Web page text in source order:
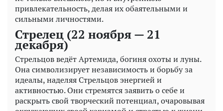
привлекательность, делая их обаятельными и
сильными личностями.
Стрелец (22 ноября — 21
декабря)
Стрельцов ведёт Артемида, богиня охоты и луны.
Она символизирует независимость и борьбу за
идеалы, наделяя Стрельцов энергией и
активностью. Они стремятся заявить о себе и
раскрыть свой творческий потенциал, очаровывая